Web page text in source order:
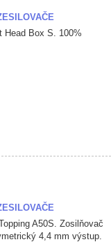
Head Box S. 100%
A50S. Zosilňovač
4,4 mm výstup.